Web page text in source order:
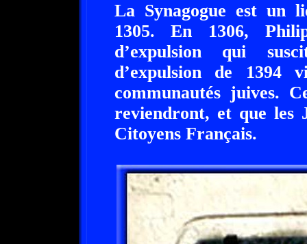
La Synagogue est un
1305. En 1306,
d’expulsion qui
d’expulsion de 1394
communautés juives.
reviendront, et que les
Citoyens Français.